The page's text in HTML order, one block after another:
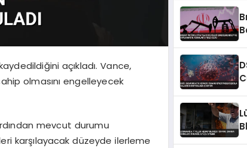
açıkladı. Vance,
olmasını engelleyecek
mevcut durumu
karşılayacak düzeyde ilerleme